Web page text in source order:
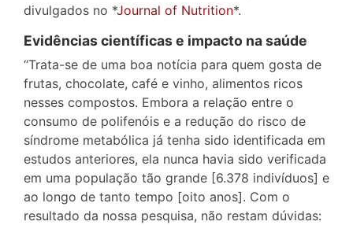
divulgados no *Journal of Nutrition*.
Evidências científicas e impacto na saúde
“Trata-se de uma boa notícia para quem gosta de
frutas, chocolate, café e vinho, alimentos ricos
nesses compostos. Embora a relação entre o
consumo de polifenóis e a redução do risco de
síndrome metabólica já tenha sido identificada em
estudos anteriores, ela nunca havia sido verificada
em uma população tão grande [6.378 indivíduos] e
ao longo de tanto tempo [oito anos]. Com o
resultado da nossa pesquisa, não restam dúvidas: